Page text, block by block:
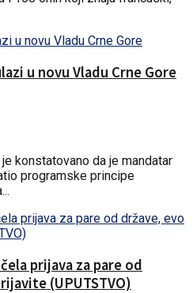
u novu Vladu Crne Gore
konstatovano da je mandatar
programske principe
prijava za pare od
(UPUTSTVO)